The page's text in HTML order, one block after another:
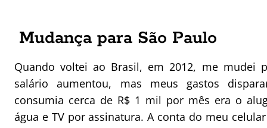
Mudança para São Paulo
Quando voltei ao Brasil, em 2012, me mudei
salário aumentou, mas meus gastos
consumia cerca de R$ 1 mil por mês era o
água e TV por assinatura. A conta do meu